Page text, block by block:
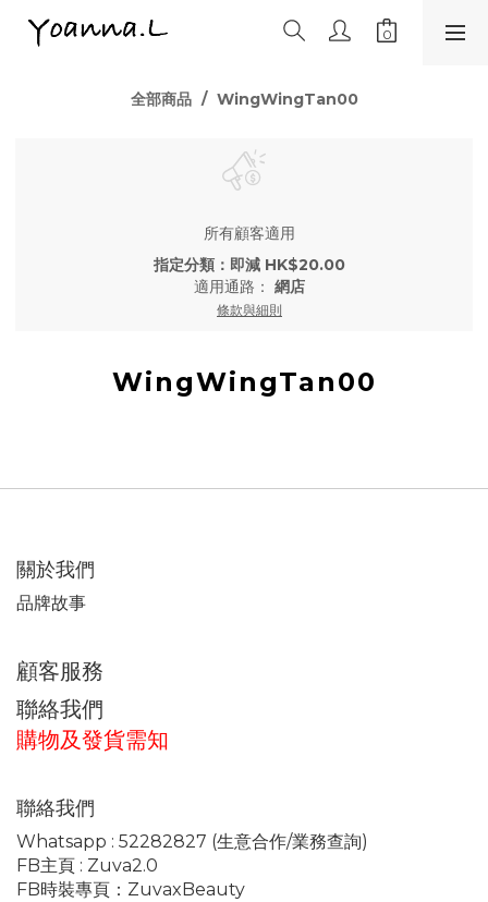
全部商品 WingWingTan00
所有顧客適用
指定分類：即減 HK$20.00
適用通路： 網店
條款與細則
WingWingTan00
關於我們
品牌故事
顧客服務
聯絡我們
購物及發貨需知
聯絡我們
Whatsapp : 52282827 (生意合作/業務查詢)
FB主頁 : Zuva2.0
FB時裝專頁： ZuvaxBeauty